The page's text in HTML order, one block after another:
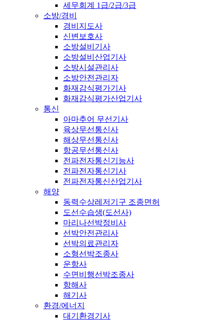
세무회계 1급/2급/3급
소방/경비
경비지도사
신변보호사
소방설비기사
소방설비산업기사
소방시설관리사
소방안전관리자
화재감식평가기사
화재감식평가산업기사
통신
아마추어 무선기사
육상무선통신사
해상무선통신사
항공무선통신사
전파전자통신기능사
전파전자통신기사
전파전자통신산업기사
해양
동력수상레저기구 조종면허
도선수습생(도선사)
마리나선박정비사
선박안전관리사
선박의료관리자
소형선박조종사
운항사
수면비행선박조종사
항해사
해기사
환경/에너지
대기환경기사